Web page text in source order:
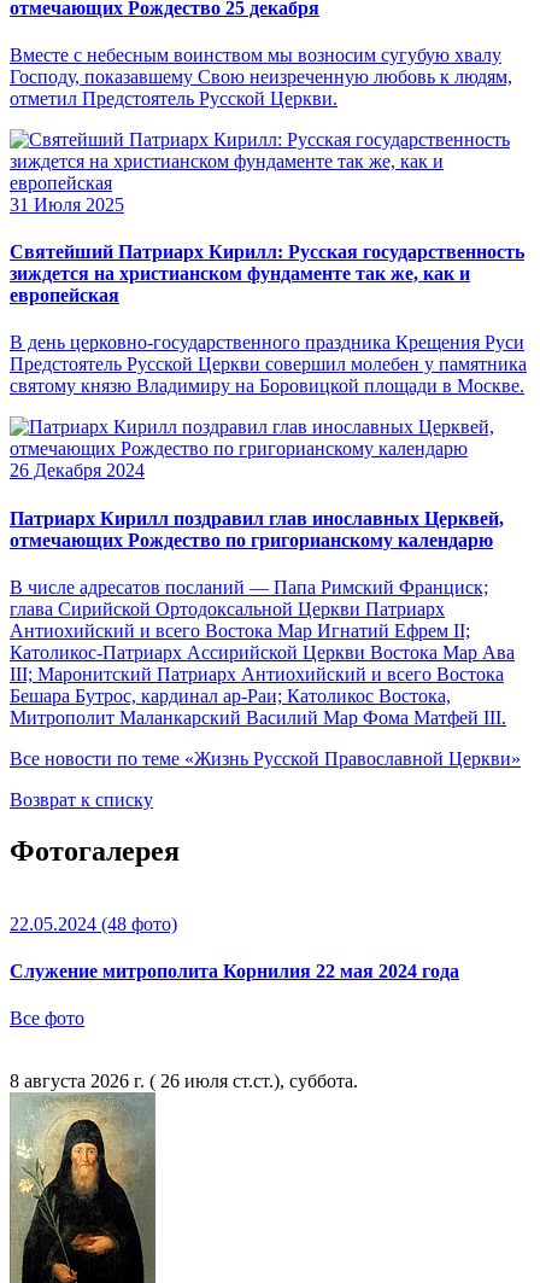
отмечающих Рождество 25 декабря
Вместе с небесным воинством мы возносим сугубую хвалу
Господу, показавшему Свою неизреченную любовь к людям,
отметил Предстоятель Русской Церкви.
31 Июля 2025
Святейший Патриарх Кирилл: Русская государственность
зиждется на христианском фундаменте так же, как и
европейская
В день церковно-государственного праздника Крещения Руси
Предстоятель Русской Церкви совершил молебен у памятника
святому князю Владимиру на Боровицкой площади в Москве.
26 Декабря 2024
Патриарх Кирилл поздравил глав инославных Церквей,
отмечающих Рождество по григорианскому календарю
В числе адресатов посланий — Папа Римский Франциск;
глава Сирийской Ортодоксальной Церкви Патриарх
Антиохийский и всего Востока Мар Игнатий Ефрем II;
Католикос-Патриарх Ассирийской Церкви Востока Map Ава
III; Маронитский Патриарх Антиохийский и всего Востока
Бешара Бутрос, кардинал ар-Раи; Католикос Востока,
Митрополит Маланкарский Василий Мар Фома Матфей III.
Все новости по теме «Жизнь Русской Православной Церкви»
Возврат к списку
Фотогалерея
22.05.2024 (48 фото)
Служение митрополита Корнилия 22 мая 2024 года
Все фото
8 августа 2026 г. ( 26 июля ст.ст.), суббота.